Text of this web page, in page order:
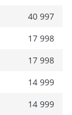
40 997
17 998
17 998
14 999
14 999